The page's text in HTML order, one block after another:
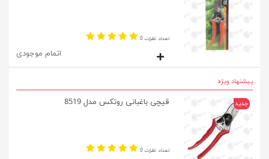
تعداد نظرات 0
اتمام موجودی
پیشنهاد ویژه
جدید قیچی باغبانی روتکس مدل 8519
تعداد نظرات 0